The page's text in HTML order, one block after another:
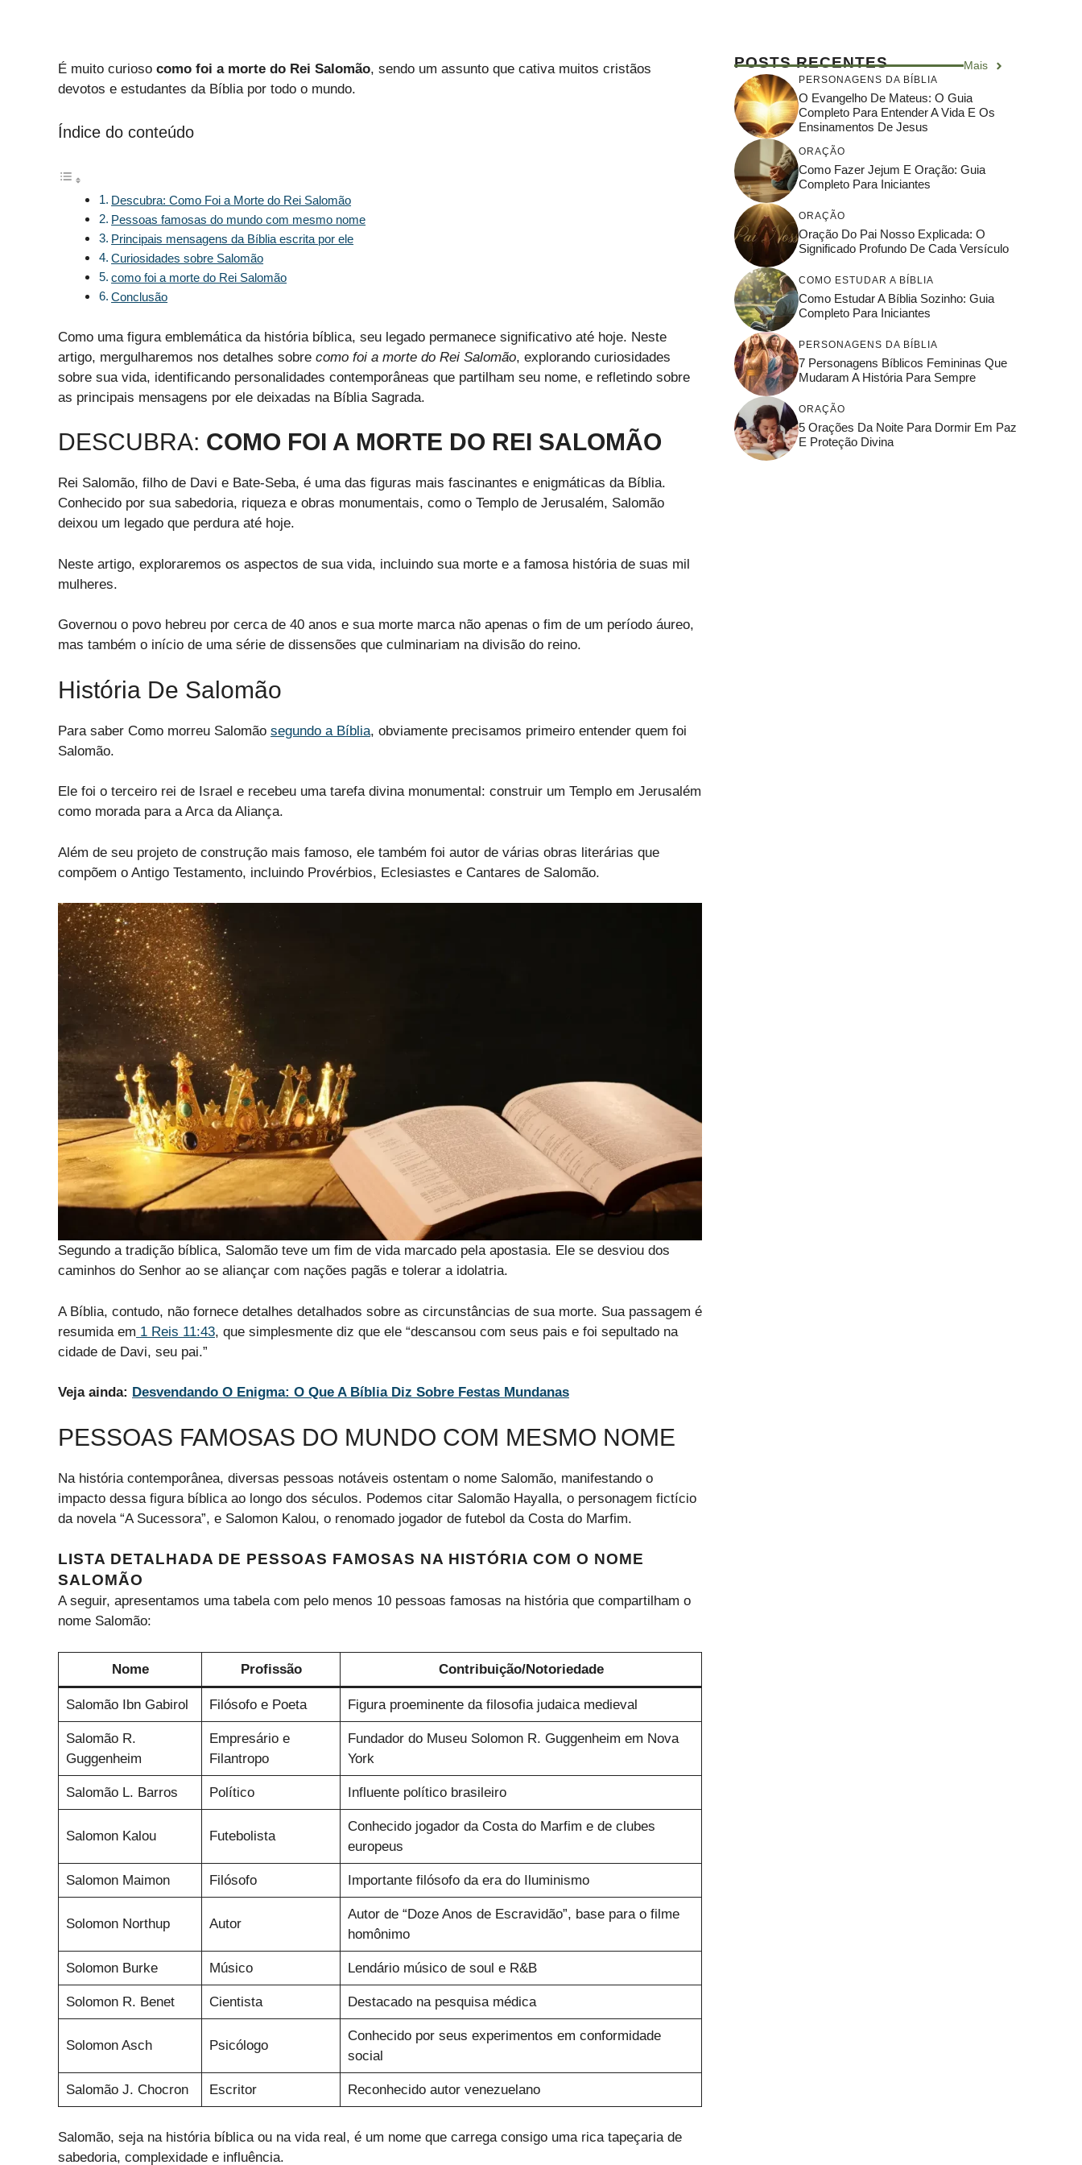
É muito curioso como foi a morte do Rei Salomão, sendo um assunto que cativa muitos cristãos
devotos e estudantes da Bíblia por todo o mundo.
Índice do conteúdo
Descubra: Como Foi a Morte do Rei Salomão
Pessoas famosas do mundo com mesmo nome
Principais mensagens da Bíblia escrita por ele
Curiosidades sobre Salomão
como foi a morte do Rei Salomão
Conclusão
Como uma figura emblemática da história bíblica, seu legado permanece significativo até hoje. Neste
artigo, mergulharemos nos detalhes sobre como foi a morte do Rei Salomão, explorando curiosidades
sobre sua vida, identificando personalidades contemporâneas que partilham seu nome, e refletindo sobre
as principais mensagens por ele deixadas na Bíblia Sagrada.
DESCUBRA: COMO FOI A MORTE DO REI SALOMÃO
Rei Salomão, filho de Davi e Bate-Seba, é uma das figuras mais fascinantes e enigmáticas da Bíblia.
Conhecido por sua sabedoria, riqueza e obras monumentais, como o Templo de Jerusalém, Salomão
deixou um legado que perdura até hoje.
Neste artigo, exploraremos os aspectos de sua vida, incluindo sua morte e a famosa história de suas mil
mulheres.
Governou o povo hebreu por cerca de 40 anos e sua morte marca não apenas o fim de um período áureo,
mas também o início de uma série de dissensões que culminariam na divisão do reino.
História De Salomão
Para saber Como morreu Salomão segundo a Bíblia, obviamente precisamos primeiro entender quem foi
Salomão.
Ele foi o terceiro rei de Israel e recebeu uma tarefa divina monumental: construir um Templo em Jerusalém
como morada para a Arca da Aliança.
Além de seu projeto de construção mais famoso, ele também foi autor de várias obras literárias que
compõem o Antigo Testamento, incluindo Provérbios, Eclesiastes e Cantares de Salomão.
Segundo a tradição bíblica, Salomão teve um fim de vida marcado pela apostasia. Ele se desviou dos
caminhos do Senhor ao se aliançar com nações pagãs e tolerar a idolatria.
A Bíblia, contudo, não fornece detalhes detalhados sobre as circunstâncias de sua morte. Sua passagem é
resumida em 1 Reis 11:43, que simplesmente diz que ele “descansou com seus pais e foi sepultado na
cidade de Davi, seu pai.”
Veja ainda: Desvendando O Enigma: O Que A Bíblia Diz Sobre Festas Mundanas
PESSOAS FAMOSAS DO MUNDO COM MESMO NOME
Na história contemporânea, diversas pessoas notáveis ostentam o nome Salomão, manifestando o
impacto dessa figura bíblica ao longo dos séculos. Podemos citar Salomão Hayalla, o personagem fictício
da novela “A Sucessora”, e Salomon Kalou, o renomado jogador de futebol da Costa do Marfim.
LISTA DETALHADA DE PESSOAS FAMOSAS NA HISTÓRIA COM O NOME
SALOMÃO
A seguir, apresentamos uma tabela com pelo menos 10 pessoas famosas na história que compartilham o
nome Salomão:
Nome Profissão Contribuição/Notoriedade
Salomão Ibn Gabirol Filósofo e Poeta Figura proeminente da filosofia judaica medieval
Salomão R.
Guggenheim
Empresário e
Filantropo
Fundador do Museu Solomon R. Guggenheim em Nova
York
Salomão L. Barros Político Influente político brasileiro
Salomon Kalou Futebolista
Conhecido jogador da Costa do Marfim e de clubes
europeus
Salomon Maimon Filósofo Importante filósofo da era do Iluminismo
Solomon Northup Autor
Autor de “Doze Anos de Escravidão”, base para o filme
homônimo
Solomon Burke Músico Lendário músico de soul e R&B
Solomon R. Benet Cientista Destacado na pesquisa médica
Solomon Asch Psicólogo
Conhecido por seus experimentos em conformidade
social
Salomão J. Chocron Escritor Reconhecido autor venezuelano
Salomão, seja na história bíblica ou na vida real, é um nome que carrega consigo uma rica tapeçaria de
sabedoria, complexidade e influência.
POSTS RECENTES Mais
PERSONAGENS DA BÍBLIA
O Evangelho De Mateus: O Guia
Completo Para Entender A Vida E Os
Ensinamentos De Jesus
ORAÇÃO
Como Fazer Jejum E Oração: Guia
Completo Para Iniciantes
ORAÇÃO
Oração Do Pai Nosso Explicada: O
Significado Profundo De Cada Versículo
COMO ESTUDAR A BÍBLIA
Como Estudar A Bíblia Sozinho: Guia
Completo Para Iniciantes
PERSONAGENS DA BÍBLIA
7 Personagens Bíblicos Femininas Que
Mudaram A História Para Sempre
ORAÇÃO
5 Orações Da Noite Para Dormir Em Paz
E Proteção Divina